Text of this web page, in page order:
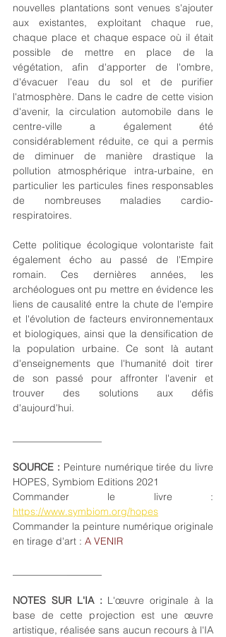
nouvelles plantations sont venues s'ajouter
aux existantes, exploitant chaque rue,
chaque place et chaque espace où il était
possible de mettre en place de la
végétation, afin d'apporter de l'ombre,
d'évacuer l'eau du sol et de purifier
l'atmosphère. Dans le cadre de cette vision
d'avenir, la circulation automobile dans le
centre-ville a également été
considérablement réduite, ce qui a permis
de diminuer de manière drastique la
pollution atmosphérique intra-urbaine, en
particulier les particules fines responsables
de nombreuses maladies cardio-
respiratoires.
Cette politique écologique volontariste fait
également écho au passé de l'Empire
romain. Ces dernières années, les
archéologues ont pu mettre en évidence les
liens de causalité entre la chute de l'empire
et l'évolution de facteurs environnementaux
et biologiques, ainsi que la densification de
la population urbaine. Ce sont là autant
d'enseignements que l'humanité doit tirer
de son passé pour affronter l'avenir et
trouver des solutions aux défis
d'aujourd'hui.
SOURCE : Peinture numérique tirée du livre
HOPES, Symbiom Editions 2021
https://www.symbiom.org/hopes
Commander la peinture numérique originale
en tirage d'art : A VENIR
NOTES SUR L'IA : L'œuvre originale à la
base de cette projection est une œuvre
artistique, réalisée sans aucun recours à l'IA